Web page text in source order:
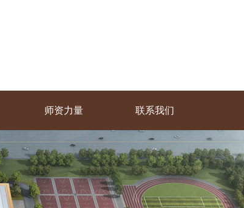
师资力量 联系我们